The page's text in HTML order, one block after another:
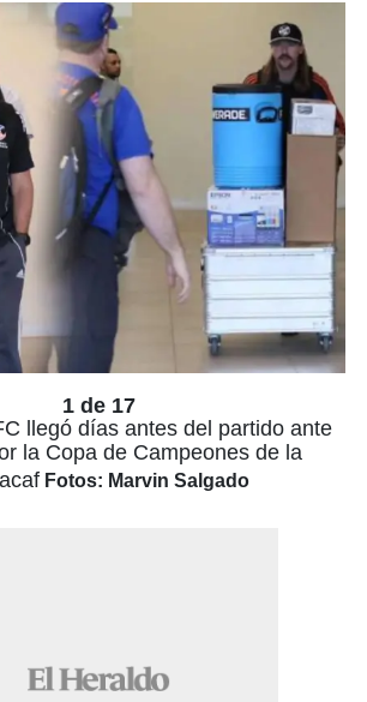
1 de 17
llegó días antes del partido ante
la Copa de Campeones de la
Fotos: Marvin Salgado